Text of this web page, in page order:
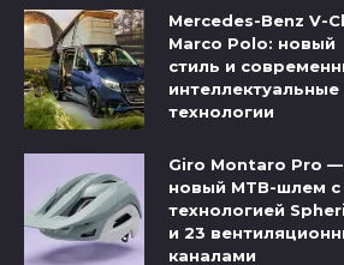
Mercedes-Benz V-
Marco Polo: новый
стиль и
интеллектуальные
технологии
Giro Montaro Pro —
новый MTB-шлем с
технологией
и 23
каналами